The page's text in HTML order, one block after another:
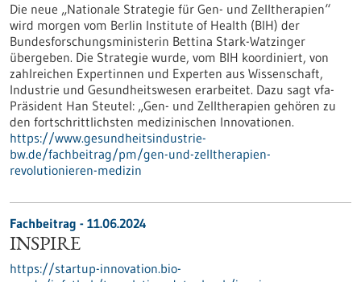
Die neue „Nationale Strategie für Gen- und Zelltherapien“
wird morgen vom Berlin Institute of Health (BIH) der
Bundesforschungsministerin Bettina Stark-Watzinger
übergeben. Die Strategie wurde, vom BIH koordiniert, von
zahlreichen Expertinnen und Experten aus Wissenschaft,
Industrie und Gesundheitswesen erarbeitet. Dazu sagt vfa-
Präsident Han Steutel: „Gen- und Zelltherapien gehören zu
den fortschrittlichsten medizinischen Innovationen.
https://www.gesundheitsindustrie-
bw.de/fachbeitrag/pm/gen-und-zelltherapien-
revolutionieren-medizin
Fachbeitrag - 11.06.2024
INSPIRE
https://startup-innovation.bio-